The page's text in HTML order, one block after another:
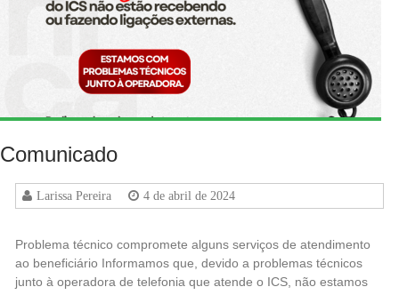
Comunicado
Larissa Pereira 4 de abril de 2024
Problema técnico compromete alguns serviços de atendimento
ao beneficiário Informamos que, devido a problemas técnicos
junto à operadora de telefonia que atende o ICS, não estamos